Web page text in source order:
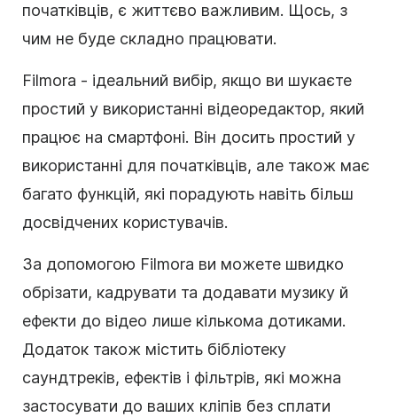
початківців, є життєво важливим. Щось, з
чим не буде складно працювати.
Filmora - ідеальний вибір, якщо ви шукаєте
простий у використанні відеоредактор, який
працює на смартфоні. Він досить простий у
використанні для початківців, але також має
багато функцій, які порадують навіть більш
досвідчених користувачів.
За допомогою Filmora ви можете швидко
обрізати, кадрувати та додавати музику й
ефекти до відео лише кількома дотиками.
Додаток також містить бібліотеку
саундтреків, ефектів і фільтрів, які можна
застосувати до ваших кліпів без сплати